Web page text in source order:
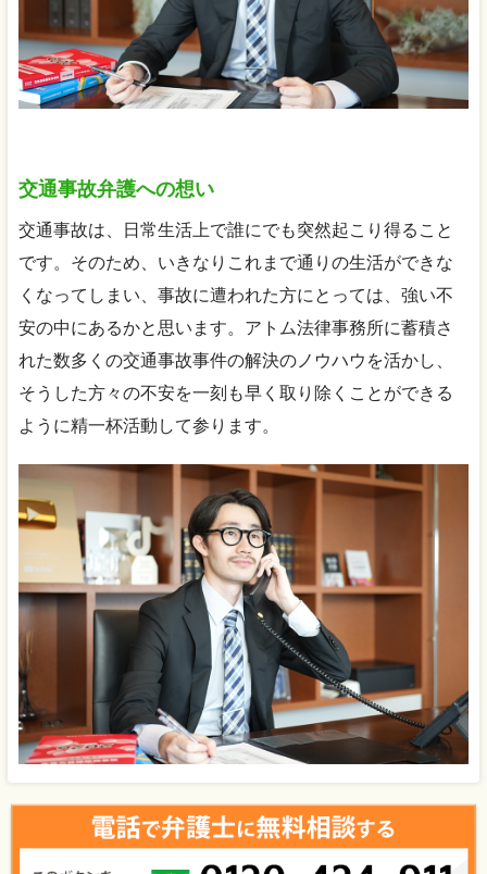
交通事故弁護への想い
交通事故は、日常生活上で誰にでも突然起こり得ること
です。そのため、いきなりこれまで通りの生活ができな
くなってしまい、事故に遭われた方にとっては、強い不
安の中にあるかと思います。アトム法律事務所に蓄積さ
れた数多くの交通事故事件の解決のノウハウを活かし、
そうした方々の不安を一刻も早く取り除くことができる
ように精一杯活動して参ります。